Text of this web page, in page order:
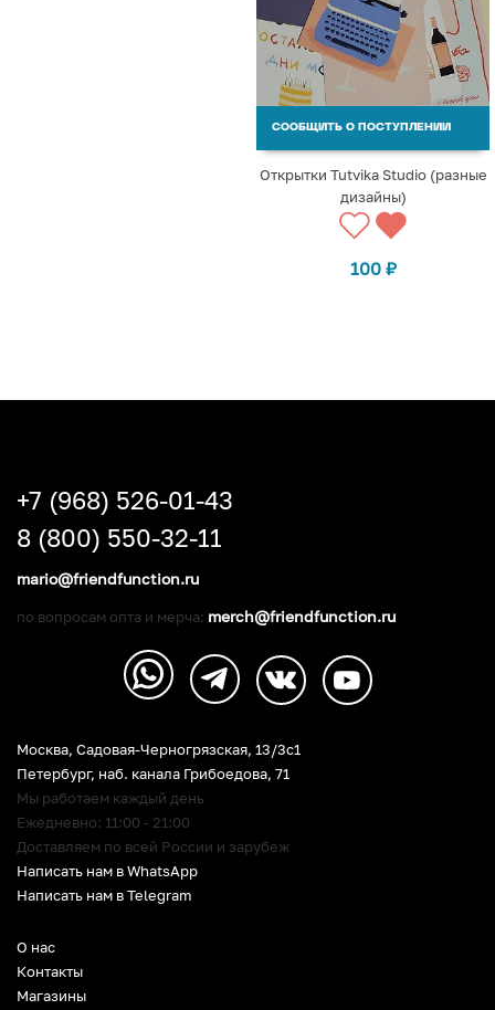
СООБЩИТЬ О ПОСТУПЛЕНИИ
Открытки Tutvika Studio (разные
дизайны)
100 ₽
О нас
Контакты
Магазины
Москва, Садовая-Черногрязская, 13/3c1
Петербург, наб. канала Грибоедова, 71
Мы работаем каждый день
Ежедневно: 11:00 - 21:00
Доставляем по всей России и зарубеж
Написать нам в WhatsApp
Написать нам в Telegram
+7 (968) 526-01-43
8 (800) 550-32-11
mario@friendfunction.ru
по вопросам опта и мерча: merch@friendfunction.ru